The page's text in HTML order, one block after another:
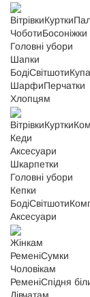
ВітрівкиКуртки
ЧоботиБосоніжки
Головні убори
Шапки
БодіСвітшоти
ШарфиПерчатки
Хлопцям
ВітрівкиКуртки
Кеди
Аксесуари
Шкарпетки
Головні убори
Кепки
БодіСвітшоти
Аксесуари
Жінкам
РеменіСумки
Чоловікам
РеменіСпідня